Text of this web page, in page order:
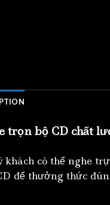
trọn bộ CD chất
khách có thể nghe
để thưởng thức